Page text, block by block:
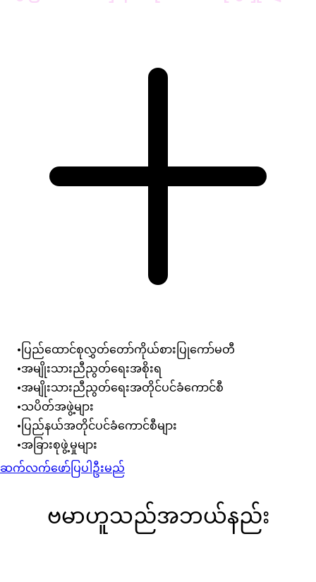
ပြည်ထောင်စုလွှတ်တော်ကိုယ်စားပြုကော်မတီ
အမျိုးသားညီညွတ်ရေးအစိုးရ
အမျိုးသားညီညွတ်ရေးအတိုင်ပင်ခံကောင်စီ
သပိတ်အဖွဲ့များ
ပြည်နယ်အတိုင်ပင်ခံကောင်စီများ
အခြားစုဖွဲ့မှုများ
ဆက်လက်ဖော်ပြပါဦးမည်
ဗမာဟူသည်အဘယ်နည်း